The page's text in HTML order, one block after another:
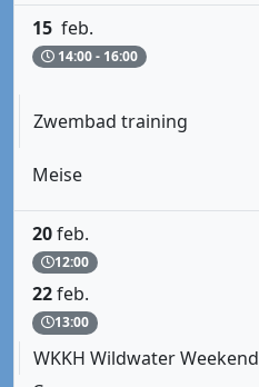
15 feb.
14:00 - 16:00
Zwembad training
Meise
20feb.
12:00
22feb.
13:00
WKKH Wildwater Weekend